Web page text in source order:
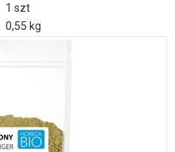
1 szt
0,55 kg